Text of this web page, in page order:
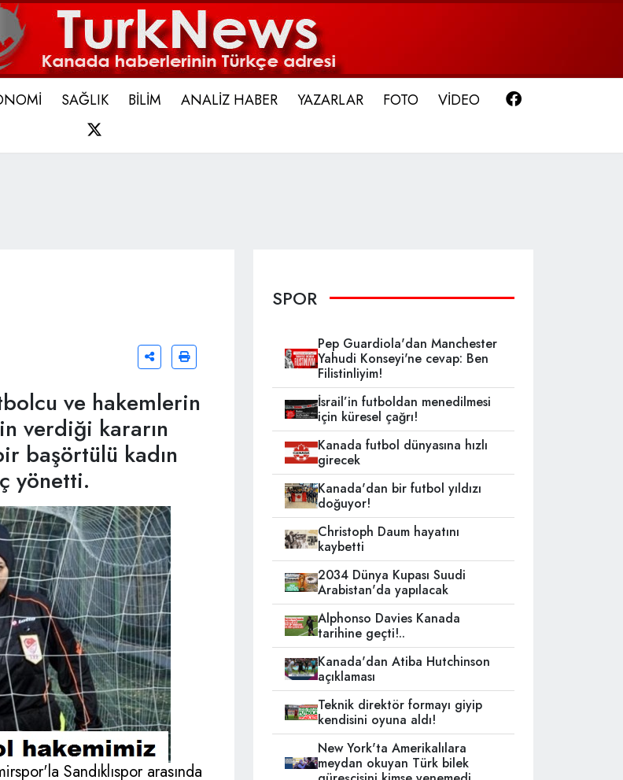
SAĞLIK BİLİM ANALİZ HABER YAZARLAR FOTO VİDEO
ve hakemlerin
verdiği kararın
başörtülü kadın
yönetti.
Sandıklıspor arasında
SPOR
Pep Guardiola'dan Manchester
Yahudi Konseyi'ne cevap: Ben
Filistinliyim!
İsrail’in futboldan menedilmesi
için küresel çağrı!
Kanada futbol dünyasına hızlı
girecek
Kanada'dan bir futbol yıldızı
doğuyor!
Christoph Daum hayatını
kaybetti
2034 Dünya Kupası Suudi
Arabistan'da yapılacak
Alphonso Davies Kanada
tarihine geçti!..
Kanada'dan Atiba Hutchinson
açıklaması
Teknik direktör formayı giyip
kendisini oyuna aldı!
New York'ta Amerikalılara
meydan okuyan Türk bilek